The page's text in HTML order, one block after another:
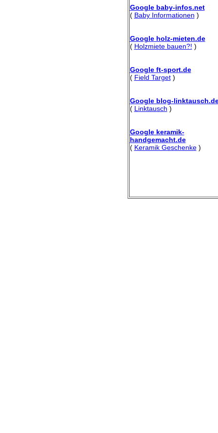
Google baby-infos.net
( Baby Informationen )
Google holz-mieten.de
( Holzmiete bauen?! )
Google ft-sport.de
( Field Target)
Google blog-
( Linktausch )
Google keramik-
handgemacht.de
( Keramik Geschenke)